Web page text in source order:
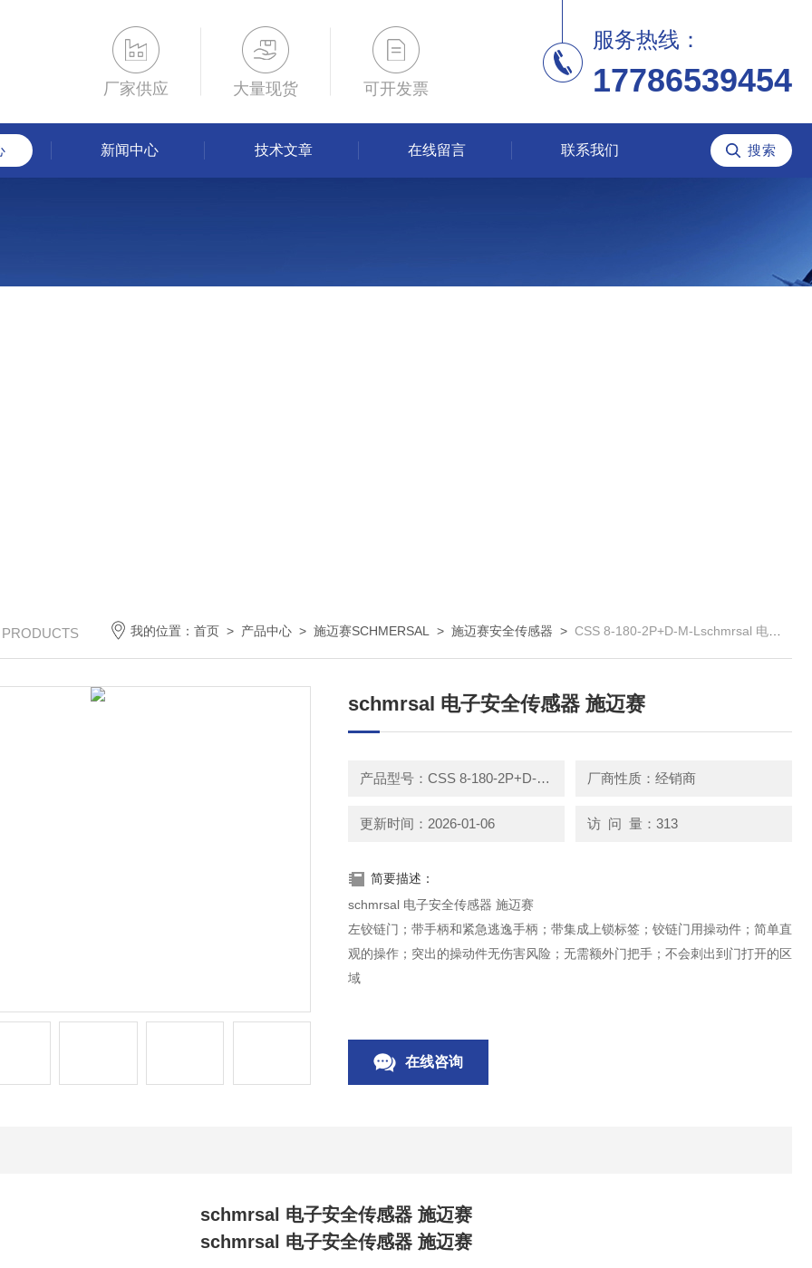
厂家供应 大量现货 可开发票
服务热线：
17786539454
新闻中心 技术文章 在线留言 联系我们
我的位置：首页 > 产品中心 >施迈赛SCHMERSAL >施迈赛安全传感器 >CSS 8-180-2P+D-M-Lschmrsal 电子安全传感器 施迈赛
schmrsal 电子安全传感器 施迈赛
产品型号：CSS 8-180-2P+D-M-L 厂商性质：经销商
更新时间：2026-01-06 访 问 量：313
简要描述：
schmrsal 电子安全传感器 施迈赛
左铰链门；带手柄和紧急逃逸手柄；带集成上锁标签；铰链门用操动件；简单直
观的操作；突出的操动件无伤害风险；无需额外门把手；不会刺出到门打开的区
域
在线咨询
schmrsal 电子安全传感器 施迈赛
schmrsal 电子安全传感器 施迈赛